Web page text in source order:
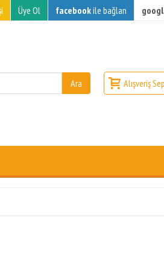
Üye Ol facebookile bağlan
Alışveriş